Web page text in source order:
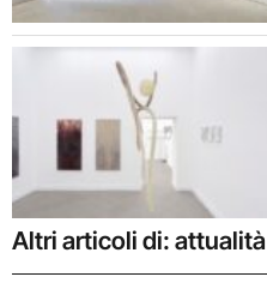
Altri articoli di: attualità